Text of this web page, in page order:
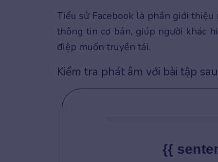
Tiểu sử Facebook là phần giới
thông tin cơ bản, giúp người khác
điệp muốn truyền tải.
Kiểm tra phát âm với bài tập
{{